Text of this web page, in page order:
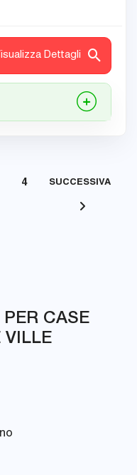
Dettagli
4 SUCCESSIVA
CASE
VILLE